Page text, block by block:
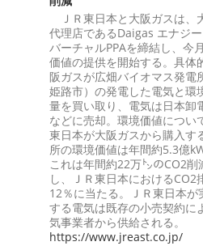
ＪＲ東日本と大阪ガスは、
代理店であるDaigas エナジ
バーチャルPPAを締結し、今
価値の提供を開始する。具体
阪ガスが広畑バイオマス発電
姫路市）の発電した電気と環
量を買い取り、電気は日本卸
などに売却。環境価値につい
東日本が大阪ガスから購入す
所の環境価値は年間約5.3億
これは年間約22万㌧のCO2削
し、ＪＲ東日本におけるCO2
12％に当たる。ＪＲ東日本が
する電気は既存の小売契約に
気事業者から供給される。
https://www.jreast.co.jp/